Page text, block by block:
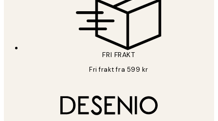
FRI FRAKT
Fri frakt fra 599 kr